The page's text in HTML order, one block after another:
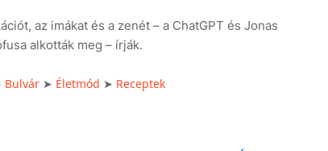
az imákat és a zenét – a ChatGPT és Jonas
alkották meg – írják.
Bulvár➤ Életmód ➤ Receptek